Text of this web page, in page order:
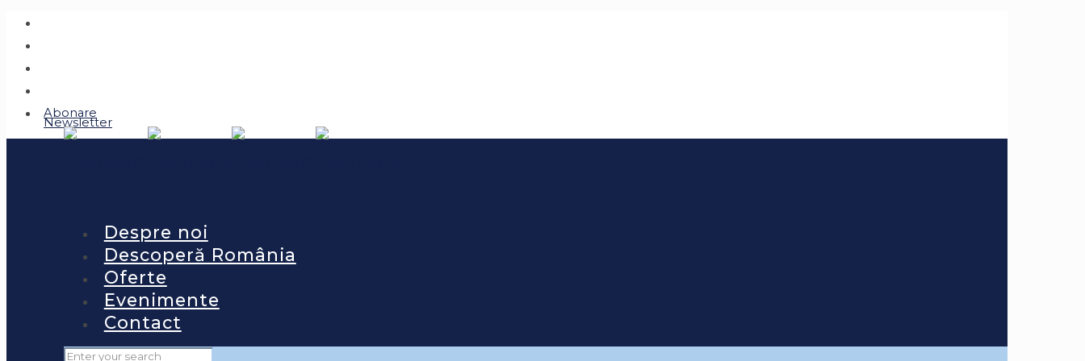
Abonare
Newsletter
Despre noi
Descoperă România
Oferte
Evenimente
Contact